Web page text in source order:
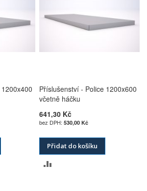
Příslušenství - Police 1200x600
včetně háčku
641,30 Kč
530,00 Kč
Přidat do košíku